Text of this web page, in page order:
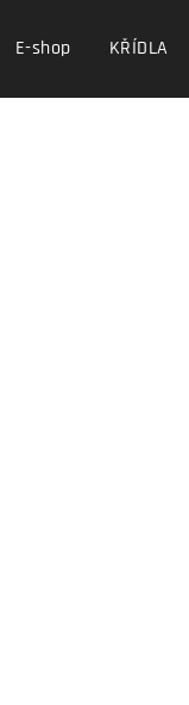
E-shop KŘÍDLA